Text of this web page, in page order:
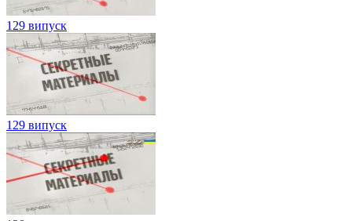
129 випуск
129 випуск